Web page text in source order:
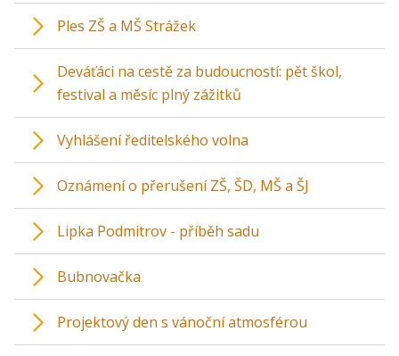
Ples ZŠ a MŠ Strážek
Deváťáci na cestě za budoucností: pět škol,
festival a měsíc plný zážitků
Vyhlášení ředitelského volna
Oznámení o přerušení ZŠ, ŠD, MŠ a ŠJ
Lipka Podmitrov - příběh sadu
Bubnovačka
Projektový den s vánoční atmosférou